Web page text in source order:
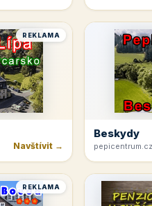
REKLAMA
Navštívit →
Beskydy
pepicentrum.cz
REKLAMA